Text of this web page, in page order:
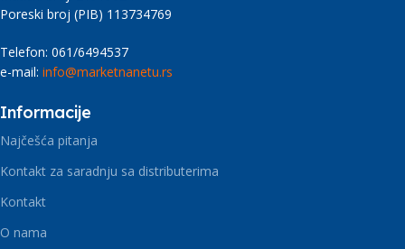
Poreski broj (PIB) 113734769
Telefon: 061/6494537
e-mail: info@marketnanetu.rs
Informacije
Najčešća pitanja
Kontakt za saradnju sa distributerima
Kontakt
O nama